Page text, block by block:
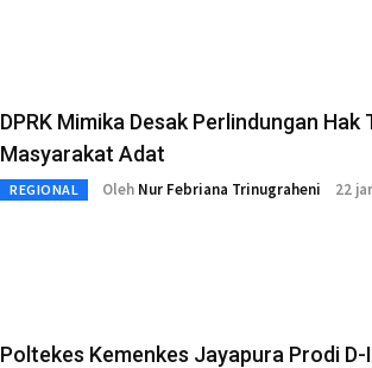
DPRK Mimika Desak Perlindungan Hak
Masyarakat Adat
REGIONAL Oleh Nur Febriana Trinugraheni 22
Poltekes Kemenkes Jayapura Prodi